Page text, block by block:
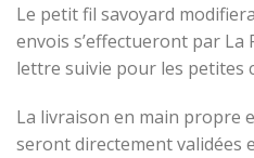
Le petit fil savoyard
envois s’effectueront par La
lettre suivie pour les petites
La livraison en main propre
seront directement validées